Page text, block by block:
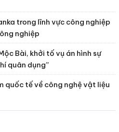
trong lĩnh vực công nghiệp
nghiệp
Bài, khởi tố vụ án hình sự
quân dụng”
quốc tế về công nghệ vật liệu